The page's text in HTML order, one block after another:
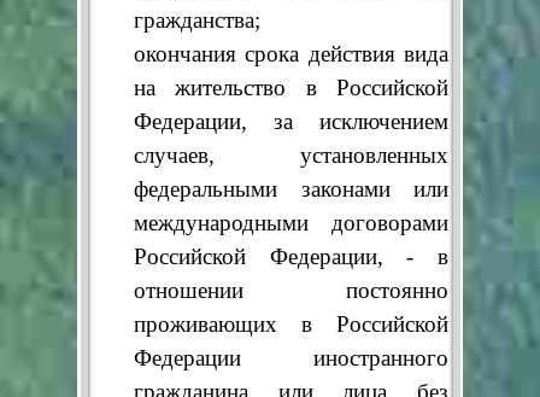
гражданства;
окончания срока действия вида
на жительство в Российской
Федерации, за исключением
случаев, установленных
федеральными законами или
международными договорами
Российской Федерации, - в
отношении постоянно
проживающих в Российской
Федерации иностранного
гражданина или лица без